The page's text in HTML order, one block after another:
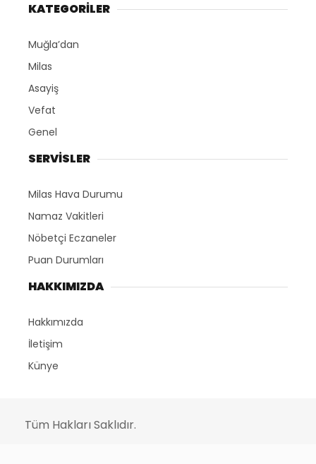
KATEGORİLER
Muğla’dan
Milas
Asayiş
Vefat
Genel
SERVİSLER
Milas Hava Durumu
Namaz Vakitleri
Nöbetçi Eczaneler
Puan Durumları
HAKKIMIZDA
Hakkımızda
İletişim
Künye
Tüm Hakları Saklıdır.